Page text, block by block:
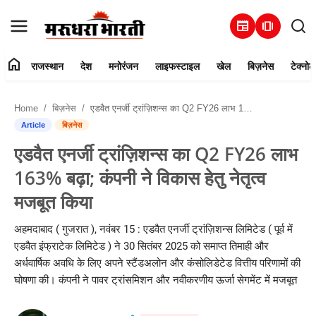
newspaper amp_stories
संपर्क करें
राजस्थान
देश
मनोरंजन
लाइफस्टाइल
home राजस्थान देश मनोरंजन लाइफस्टाइल खेल बिज़नेस
Home बिज़नेस एडवैत एनर्जी ट्रांज़िशन्स का Q2 FY26 लाभ 163% बढ़ा; कंपनी ने विकास हेतु नेतृत्व मजबूत किया
Article बिज़नेस
एडवैत एनर्जी ट्रांज़िशन्स का Q2 FY26 लाभ
163% बढ़ा; कंपनी ने विकास हेतु नेतृत्व
मजबूत किया
अहमदाबाद ( गुजरात ), नवंबर 15 : एडवैत एनर्जी ट्रांज़िशन्स लिमिटेड ( पूर्व में
एडवैत इंफ्राटेक लिमिटेड ) ने 30 सितंबर 2025 को समाप्त तिमाही और
अर्धवार्षिक अवधि के लिए अपने स्टैंडअलोन और कंसोलिडेटेड वित्तीय परिणामों की
घोषणा की। कंपनी ने पावर ट्रांसमिशन और नवीकरणीय ऊर्जा सेगमेंट में मजबूत